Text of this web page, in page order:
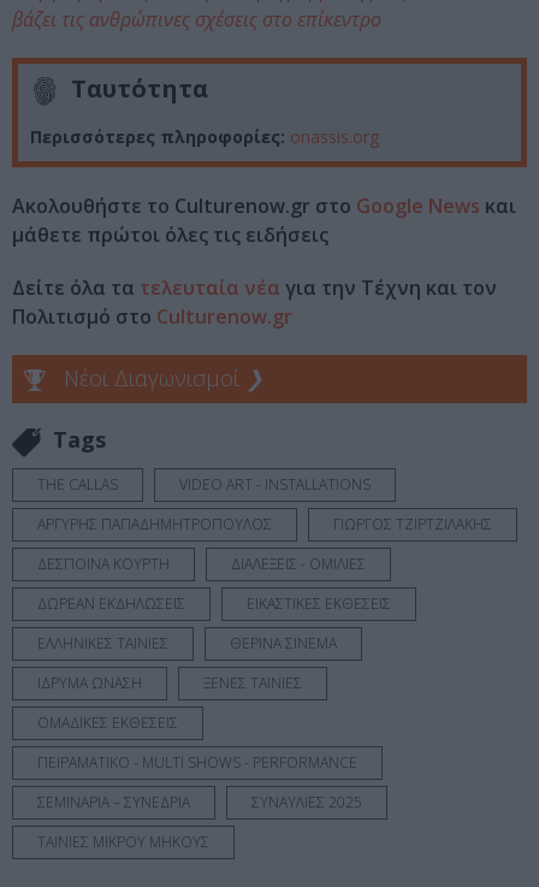
βάζει τις ανθρώπινες σχέσεις στο επίκεντρο
Ταυτότητα
Περισσότερες πληροφορίες: onassis.org
Ακολουθήστε το Culturenow.gr στο Google News και
μάθετε πρώτοι όλες τις ειδήσεις
Δείτε όλα τα τελευταία νέα για την Τέχνη και τον
Πολιτισμό στο Culturenow.gr
Νέοι Διαγωνισμοί ❯
Tags
THE CALLAS
VIDEO ART - INSTALLATIONS
ΑΡΓΥΡΗΣ ΠΑΠΑΔΗΜΗΤΡΟΠΟΥΛΟΣ
ΓΙΩΡΓΟΣ ΤΖΙΡΤΖΙΛΑΚΗΣ
ΔΕΣΠΟΙΝΑ ΚΟΥΡΤΗ
ΔΙΑΛΕΞΕΙΣ - ΟΜΙΛΙΕΣ
ΔΩΡΕΑΝ ΕΚΔΗΛΩΣΕΙΣ
ΕΙΚΑΣΤΙΚΕΣ ΕΚΘΕΣΕΙΣ
ΕΛΛΗΝΙΚΕΣ ΤΑΙΝΙΕΣ
ΘΕΡΙΝΑ ΣΙΝΕΜΑ
ΙΔΡΥΜΑ ΩΝΑΣΗ
ΞΕΝΕΣ ΤΑΙΝΙΕΣ
ΟΜΑΔΙΚΕΣ ΕΚΘΕΣΕΙΣ
ΠΕΙΡΑΜΑΤΙΚΟ - MULTI SHOWS - PERFORMANCE
ΣΕΜΙΝΑΡΙΑ – ΣΥΝΕΔΡΙΑ
ΣΥΝΑΥΛΙΕΣ 2025
ΤΑΙΝΙΕΣ ΜΙΚΡΟΥ ΜΗΚΟΥΣ